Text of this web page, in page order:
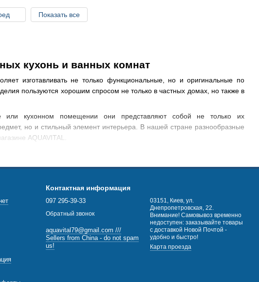
кухонь и ванных комнат
изготавливать не только функциональные, но и оригинальные по
пользуются хорошим спросом не только в частных домах, но также в
или кухонном помещении они представляют собой не только их
но и стильный элемент интерьера. В нашей стране разнообразные
AQUAVITAL.
или ванной комнаты по разным ценовым категориям, с учетом ваших
AQUAVITAL
и электрические их модели. Данные устройства функционируют от
и практичными в эксплуатации.
Показать все
Контактная информация
097 295-39-33
Обратный звонок
aquavital79@gmail.com ///
Sellers from China - do not spam
us!
03151, Киев, ул.
Днепропетровская, 22.
Внимание! Самовывоз временно
недоступен: заказывайте товары
с доставкой Новой Почтой -
удобно и быстро!
Карта проезда